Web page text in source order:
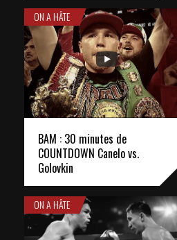
ON A HÂTE
BAM : 30 minutes de
COUNTDOWN Canelo vs.
Golovkin
ON A HÂTE